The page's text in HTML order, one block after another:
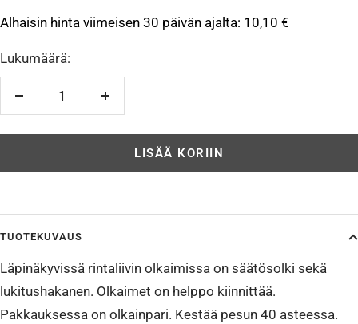
Alhaisin hinta viimeisen 30 päivän ajalta: 10,10 €
Lukumäärä:
Vähennä
LISÄÄ KORIIN
TUOTEKUVAUS
Läpinäkyvissä rintaliivin olkaimissa on säätösolki sekä
lukitushakanen. Olkaimet on helppo kiinnittää.
Pakkauksessa on olkainpari. Kestää pesun 40 asteessa.